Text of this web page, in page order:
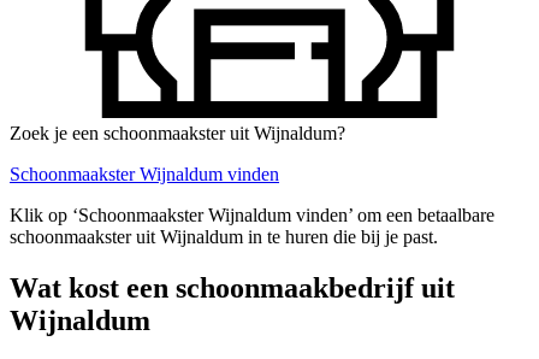
Zoek je een schoonmaakster uit Wijnaldum?
Schoonmaakster Wijnaldum vinden
Klik op ‘Schoonmaakster Wijnaldum vinden’ om een betaalbare
schoonmaakster uit Wijnaldum in te huren die bij je past.
Wat kost een schoonmaakbedrijf uit
Wijnaldum